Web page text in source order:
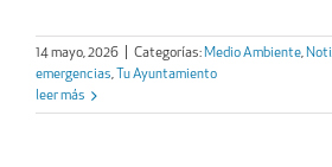
14 mayo, 2026 Categorías: Medio Ambiente,
emergencias,
Tu Ayuntamiento
leer más